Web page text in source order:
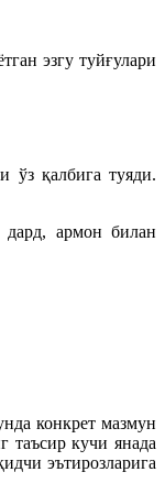
эзгу туйғулари
ўз қалбига туяди.
дард, армон билан
конкрет мазмун
таъсир кучи янада
эътирозларига